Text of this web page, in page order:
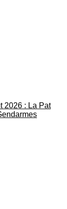
2026 : La Pat